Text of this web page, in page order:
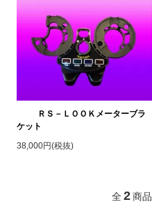
ＲＳ－ＬＯＯＫメーターブラ
ケット
38,000円(税抜)
全 2 商品